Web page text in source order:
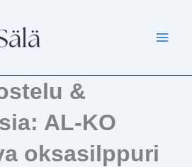
&
AL-KO
oksasilppuri